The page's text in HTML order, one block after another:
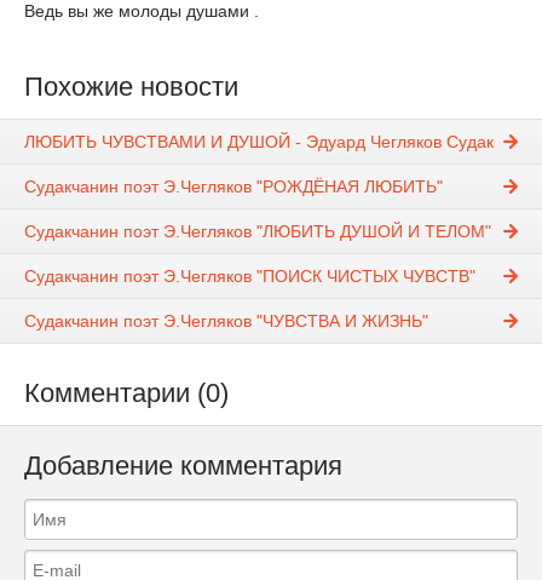
Ведь вы же молоды душами .
Похожие новости
ЛЮБИТЬ ЧУВСТВАМИ И ДУШОЙ - Эдуард Чегляков Судак
Судакчанин поэт Э.Чегляков "РОЖДЁНАЯ ЛЮБИТЬ"
Судакчанин поэт Э.Чегляков "ЛЮБИТЬ ДУШОЙ И ТЕЛОМ"
Судакчанин поэт Э.Чегляков "ПОИСК ЧИСТЫХ ЧУВСТВ"
Судакчанин поэт Э.Чегляков "ЧУВСТВА И ЖИЗНЬ"
Комментарии (0)
Добавление комментария